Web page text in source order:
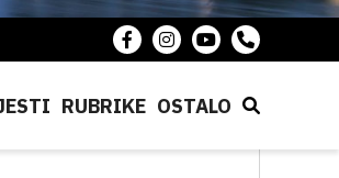
RUBRIKE OSTALO